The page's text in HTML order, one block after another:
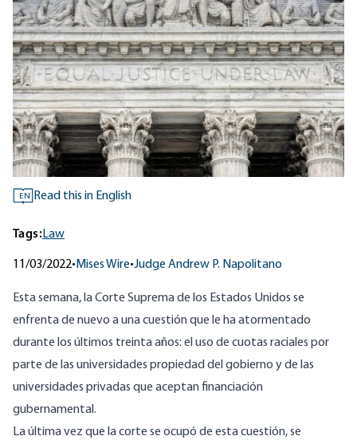
EN Read this in English
Tags:Law
11/03/2022• Mises Wire•Judge Andrew P. Napolitano
Esta semana, la Corte Suprema de los Estados Unidos se
enfrenta de nuevo a una cuestión que le ha atormentado
durante los últimos treinta años: el uso de cuotas raciales por
parte de las universidades propiedad del gobierno y de las
universidades privadas que aceptan financiación
gubernamental.
La última vez que la corte se ocupó de esta cuestión, se